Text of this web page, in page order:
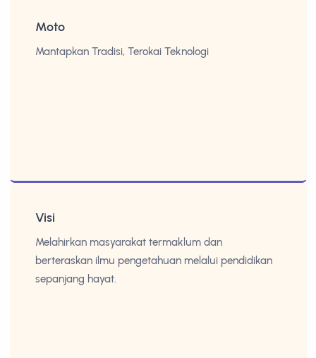
Moto
Mantapkan Tradisi, Terokai Teknologi
Visi
Melahirkan masyarakat termaklum dan
berteraskan ilmu pengetahuan melalui pendidikan
sepanjang hayat.